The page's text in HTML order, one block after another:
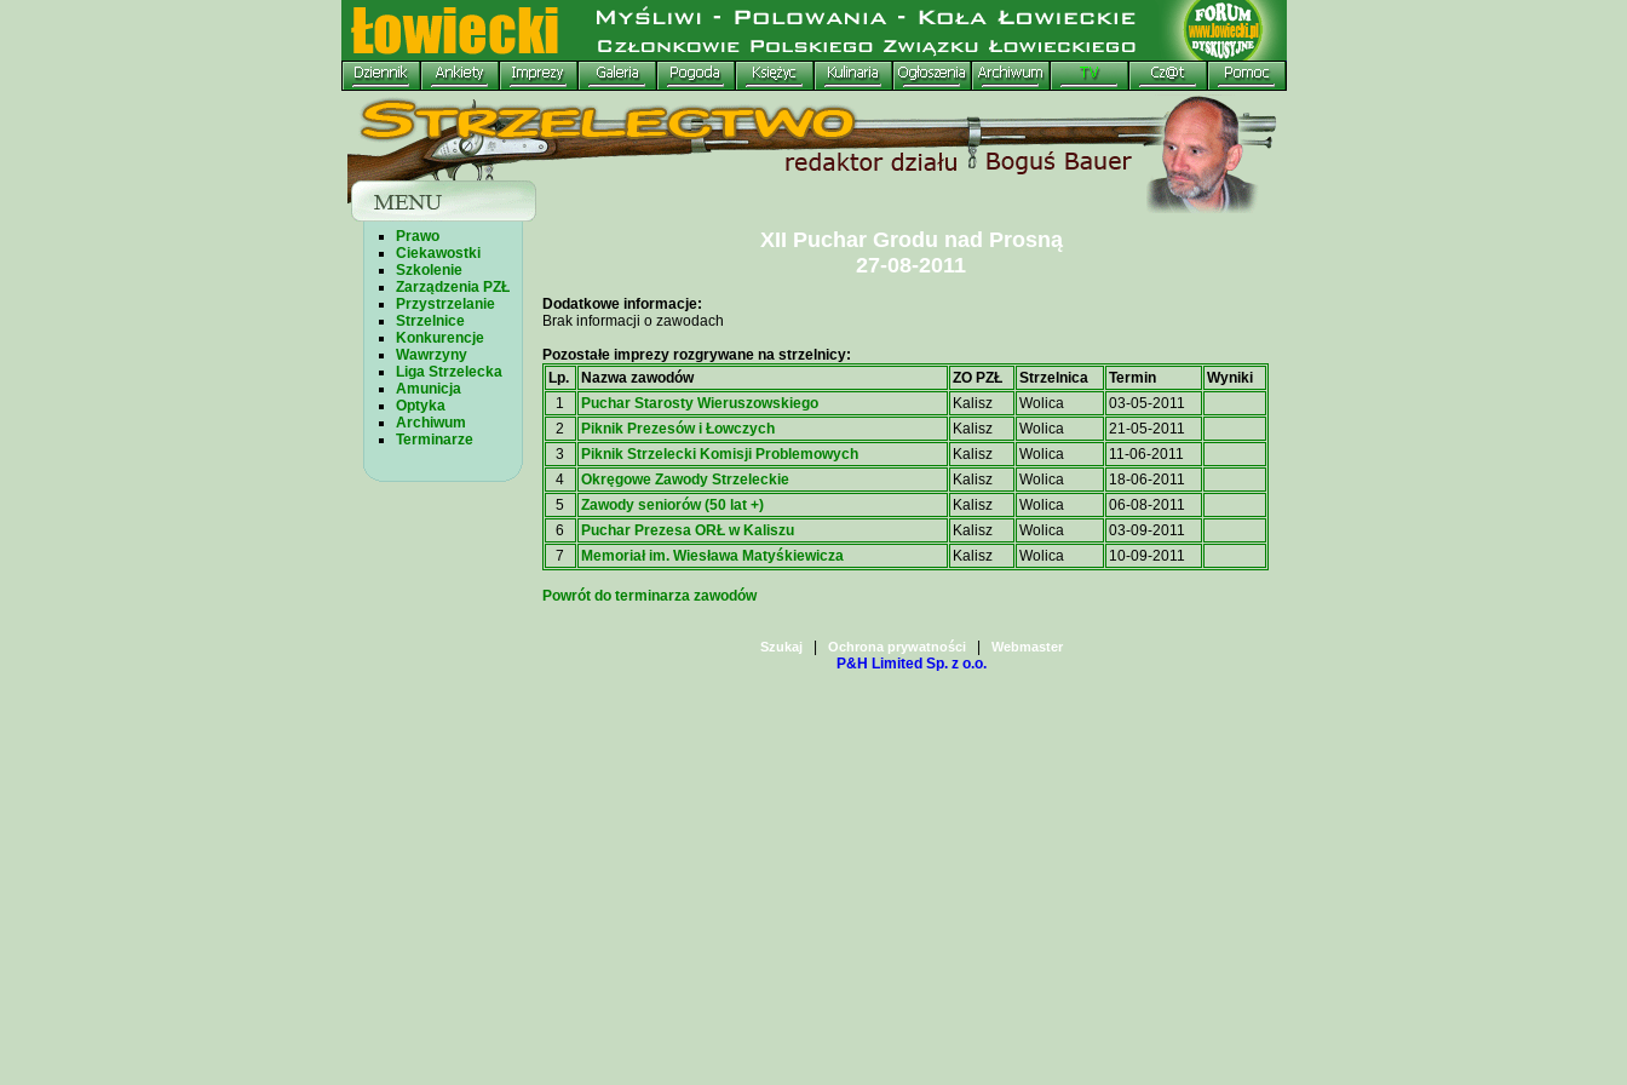
Prawo
Ciekawostki
Szkolenie
Zarządzenia PZŁ
Przystrzelanie
Strzelnice
Konkurencje
Wawrzyny
Liga Strzelecka
Amunicja
Optyka
Archiwum
Terminarze
XII Puchar Grodu nad Prosną
27-08-2011
Dodatkowe informacje:
Brak informacji o zawodach
Pozostałe imprezy rozgrywane na strzelnicy:
Lp.
Nazwa zawodów ZO PZŁ Strzelnica Termin
Wyniki
1
Puchar Starosty Wieruszowskiego Kalisz Wolica
03-05-2011
2
Piknik Prezesów i Łowczych Kalisz Wolica
21-05-2011
3
Piknik Strzelecki Komisji Problemowych Kalisz Wolica
11-06-2011
4
Okręgowe Zawody Strzeleckie Kalisz Wolica
18-06-2011
5
Zawody seniorów (50 lat +) Kalisz Wolica
06-08-2011
6
Puchar Prezesa ORŁ w Kaliszu Kalisz Wolica
03-09-2011
7
Memoriał im. Wiesława Matyśkiewicza Kalisz Wolica 10-09-2011
Powrót do terminarza zawodów
Szukaj Ochrona prywatności Webmaster
P&H Limited Sp. z o.o.